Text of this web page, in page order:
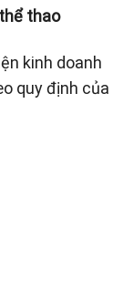
thao
kinh doanh
quy định của